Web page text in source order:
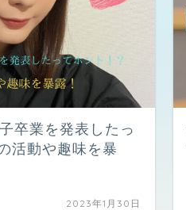
卒業を発表したっ
活動や趣味を暴
2023年1月30日